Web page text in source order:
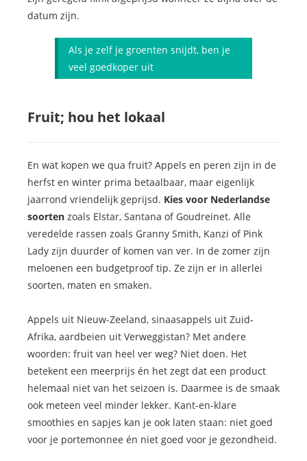
datum zijn.
Als je zelf je groenten snijdt, ben je
veel goedkoper uit
Fruit; hou het lokaal
En wat kopen we qua fruit? Appels en peren zijn in de
herfst en winter prima betaalbaar, maar eigenlijk
jaarrond vriendelijk geprijsd. Kies voor Nederlandse
soorten zoals Elstar, Santana of Goudreinet. Alle
veredelde rassen zoals Granny Smith, Kanzi of Pink
Lady zijn duurder of komen van ver. In de zomer zijn
meloenen een budgetproof tip. Ze zijn er in allerlei
soorten, maten en smaken.
Appels uit Nieuw-Zeeland, sinaasappels uit Zuid-
Afrika, aardbeien uit Verweggistan? Met andere
woorden: fruit van heel ver weg? Niet doen. Het
betekent een meerprijs én het zegt dat een product
helemaal niet van het seizoen is. Daarmee is de smaak
ook meteen veel minder lekker. Kant-en-klare
smoothies en sapjes kan je ook laten staan: niet goed
voor je portemonnee én niet goed voor je gezondheid.